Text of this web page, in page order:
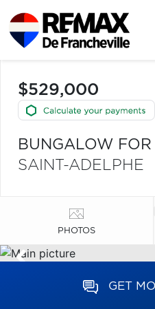
$529,000
BUNGALOW
SAINT-ADELPHE
PHOTOS
GET